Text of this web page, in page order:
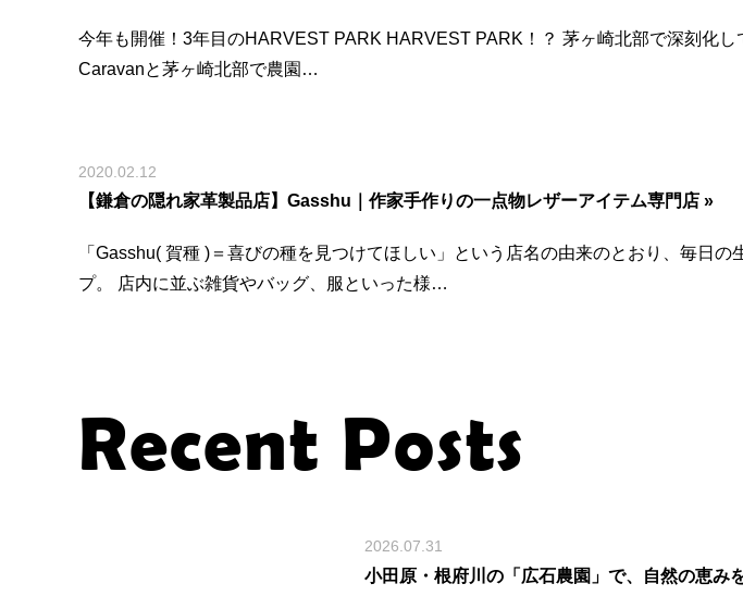
今年も開催！3年目のHARVEST PARK HARVEST PARK！？ 茅ヶ崎北部で深刻化
Caravanと茅ヶ崎北部で農園…
2020.02.12
【鎌倉の隠れ家革製品店】Gasshu｜作家手作りの一点物レザーアイテム専門店 »
「Gasshu( 賀種 )＝喜びの種を見つけてほしい」という店名の由来のとおり、毎日
プ。 店内に並ぶ雑貨やバッグ、服といった様…
Recent Posts
2026.07.31
小田原・根府川の「広石農園」で、自然の恵み